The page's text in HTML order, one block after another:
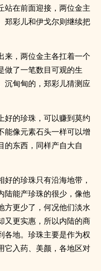
站在前面迎接，两位金主
郑彩儿和伊戈尔则继续把
来，两位金主各扛着一个
做了一笔数目可观的生
沉甸甸的，郑彩儿猜测应
好的珍珠，可以赚到莫约
能像元素石头一样可以增
的东西，同样产自大自
的珍珠只有沿海地带，
陆能产珍珠的很少，像他
方更少了，何况他们淡水
又更实惠，所以内陆的商
各地。珍珠主要是作为权
它入药、美颜，各地区对